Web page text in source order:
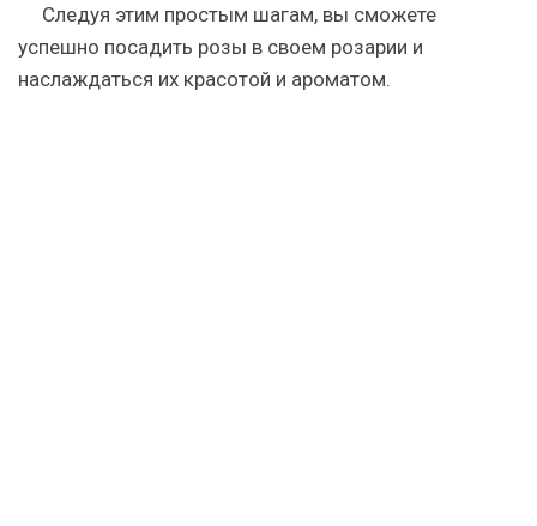
Следуя этим простым шагам, вы сможете
успешно посадить розы в своем розарии и
наслаждаться их красотой и ароматом.